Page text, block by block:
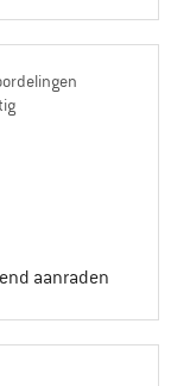
aanraden